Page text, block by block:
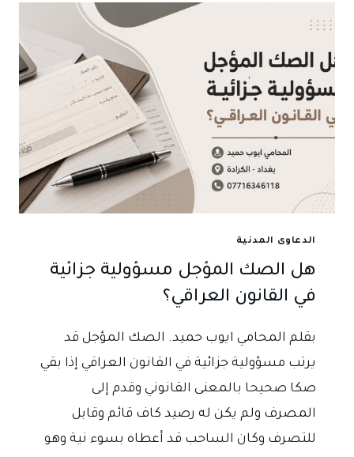
التجارية
بين
الأشخاص
في
الدعاوى المدنية
هل الصك المؤجل مسؤولية جزائية
في القانون العراقي؟
بقلم المحامي ايوب حميد. الصك المؤجل قد
يرتب مسؤولية جزائية في القانون العراقي إذا بقي
صكا صحيحا بالمعنى القانوني وقدم إلى
المصرف ولم يكن له رصيد كاف قائم وقابل
للتصرف وكان الساحب قد أعطاه بسوء نية وهو